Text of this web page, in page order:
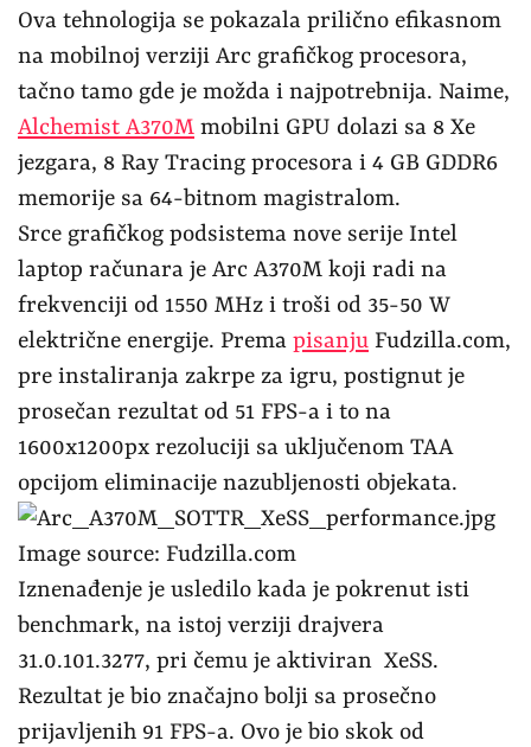
Ova tehnologija se pokazala prilično efikasnom
na mobilnoj verziji Arc grafičkog procesora,
tačno tamo gde je možda i najpotrebnija. Naime,
Alchemist A370M mobilni GPU dolazi sa 8 Xe
jezgara, 8 Ray Tracing procesora i 4 GB GDDR6
memorije sa 64-bitnom magistralom.
Srce grafičkog podsistema nove serije Intel
laptop računara je Arc A370M koji radi na
frekvenciji od 1550 MHz i troši od 35-50 W
električne energije. Prema pisanju Fudzilla.com,
pre instaliranja zakrpe za igru, postignut je
prosečan rezultat od 51 FPS-a i to na
1600x1200px rezoluciji sa uključenom TAA
opcijom eliminacije nazubljenosti objekata.
Image source: Fudzilla.com
Iznenađenje je usledilo kada je pokrenut isti
benchmark, na istoj verziji drajvera
31.0.101.3277, pri čemu je aktiviran XeSS.
Rezultat je bio značajno bolji sa prosečno
prijavljenih 91 FPS-a. Ovo je bio skok od